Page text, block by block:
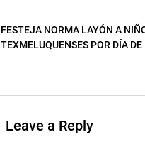
)
FESTEJA NORMA LAYÓN A
TEXMELUQUENSES POR DÍA DE
Leave a Reply